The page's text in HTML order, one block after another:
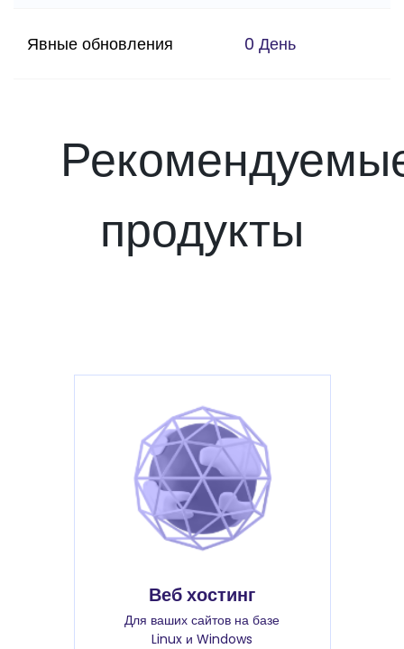
Явные обновления 0 День
продукты
Веб хостинг
Для ваших сайтов на базе
Linux и Windows